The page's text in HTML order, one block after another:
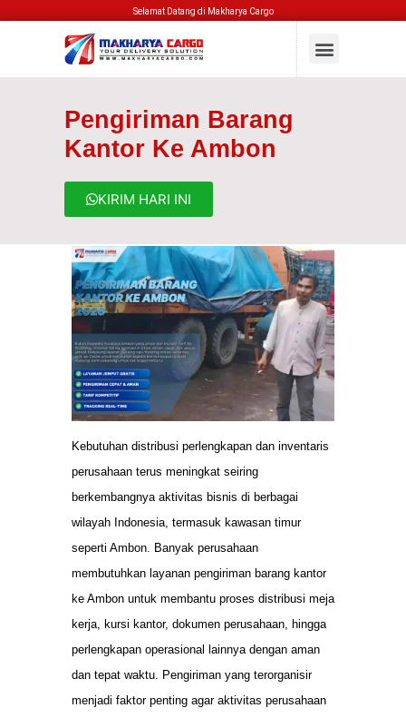
Selamat Datang di Makharya Cargo
Pengiriman Barang
Kantor Ke Ambon
KIRIM HARI INI
Kebutuhan distribusi perlengkapan dan inventaris
perusahaan terus meningkat seiring
berkembangnya aktivitas bisnis di berbagai
wilayah Indonesia, termasuk kawasan timur
seperti Ambon. Banyak perusahaan
membutuhkan layanan pengiriman barang kantor
ke Ambon untuk membantu proses distribusi meja
kerja, kursi kantor, dokumen perusahaan, hingga
perlengkapan operasional lainnya dengan aman
dan tepat waktu. Pengiriman yang terorganisir
menjadi faktor penting agar aktivitas perusahaan